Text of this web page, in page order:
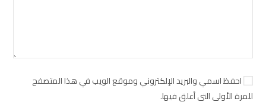
احفظ اسمي والبريد الإلكتروني وموقع الويب في هذا المتصفح
للمرة الأولى التي أعلق فيها.